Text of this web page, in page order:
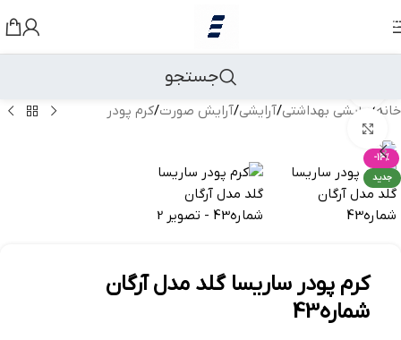
رد کردن به ناوبری
جستجو
خانه/ آرایشی بهداشتی/آرایشی/آرایش صورت/کرم پودر
-14%
جدید
کرم پودر ساریسا گلد مدل آرگان
شماره43